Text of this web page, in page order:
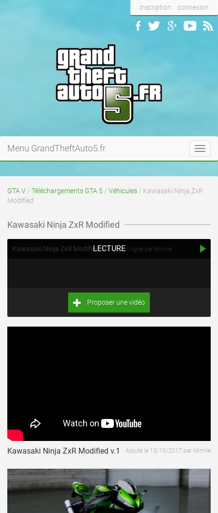
inscription connexion
Menu GrandTheftAuto5.fr
GTA V / Téléchargements GTA 5 / Véhicules / Kawasaki Ninja ZxR
Modified
Kawasaki Ninja ZxR Modified
Kawasaki Ninja ZxR Modified v.1mis en ligne par Mimile
LECTURE
Proposer une vidéo
Kawasaki Ninja ZxR Modified v.1 Ajouté le 13/10/2017 par Mimile